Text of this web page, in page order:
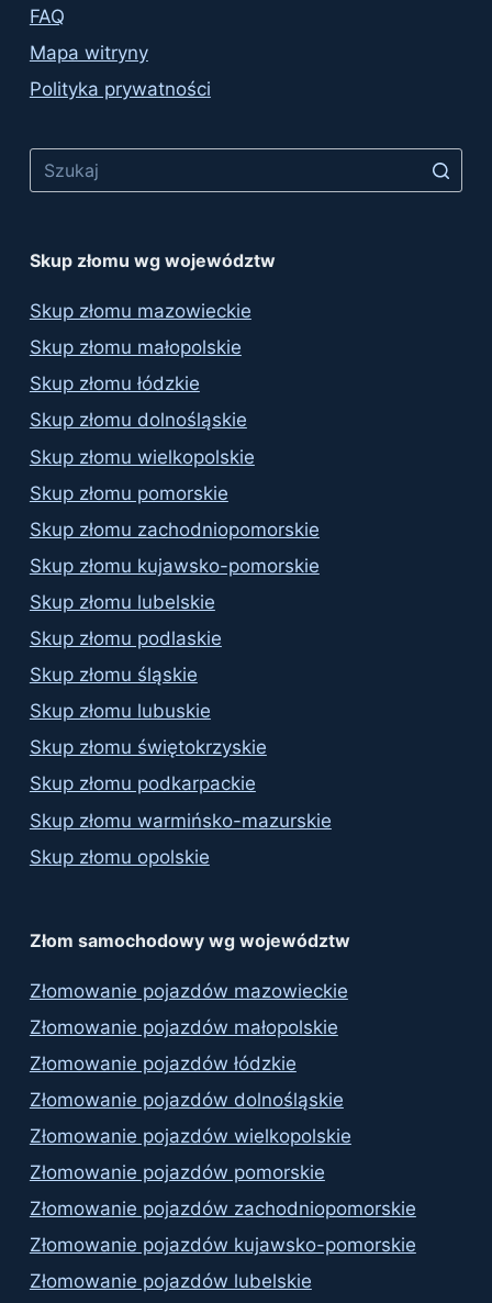
FAQ
Mapa witryny
Polityka prywatności
Skup złomu wg województw
Skup złomu mazowieckie
Skup złomu małopolskie
Skup złomu łódzkie
Skup złomu dolnośląskie
Skup złomu wielkopolskie
Skup złomu pomorskie
Skup złomu zachodniopomorskie
Skup złomu kujawsko-pomorskie
Skup złomu lubelskie
Skup złomu podlaskie
Skup złomu śląskie
Skup złomu lubuskie
Skup złomu świętokrzyskie
Skup złomu podkarpackie
Skup złomu warmińsko-mazurskie
Skup złomu opolskie
Złom samochodowy wg województw
Złomowanie pojazdów mazowieckie
Złomowanie pojazdów małopolskie
Złomowanie pojazdów łódzkie
Złomowanie pojazdów dolnośląskie
Złomowanie pojazdów wielkopolskie
Złomowanie pojazdów pomorskie
Złomowanie pojazdów zachodniopomorskie
Złomowanie pojazdów kujawsko-pomorskie
Złomowanie pojazdów lubelskie